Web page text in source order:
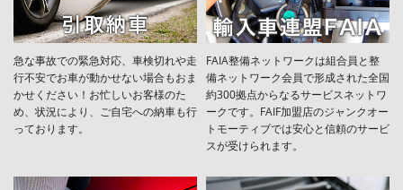
急な事故での緊急対応、車検切れや走
行不安でお車が動かせない場合もおま
かせください！お忙しいお客様のた
め、状況により、ご自宅への納⾞も⾏
っております。
FAIA整備ネットワークは組合員と整
備ネットワーク会員で形成された全国
約300拠点からなるサービスネットワ
ークです。FAIF加盟店のジャンクオー
トモーティブでは安心と信頼のサービ
スが受けられます。